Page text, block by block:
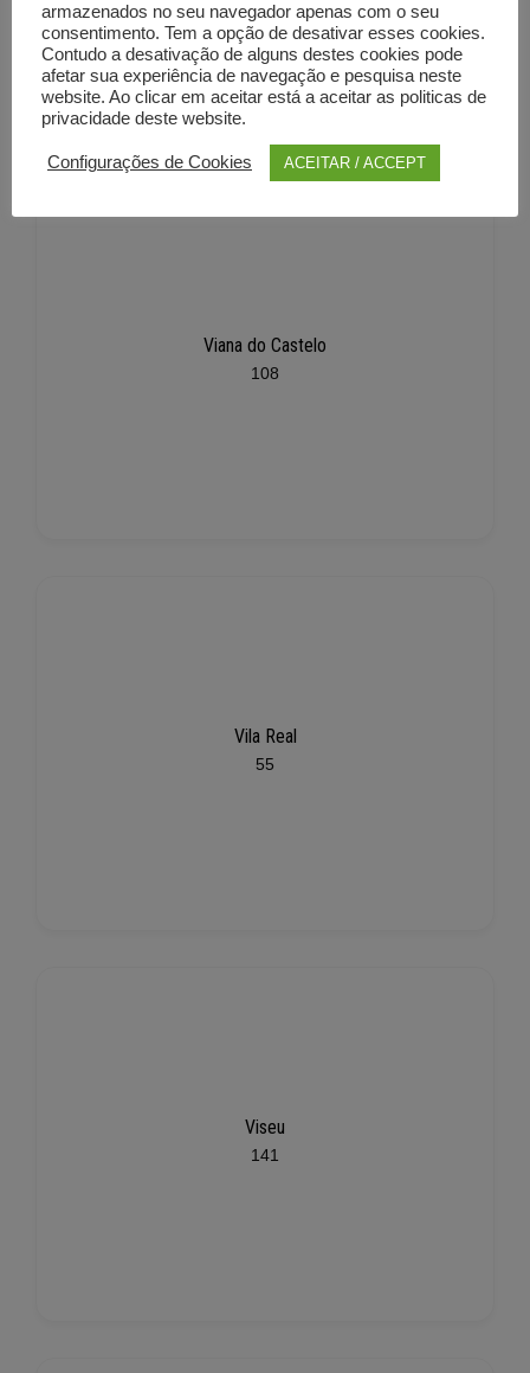
Viana do Castelo
108
Vila Real
55
Viseu
141
armazenados no seu navegador apenas com o seu
consentimento. Tem a opção de desativar esses cookies.
Contudo a desativação de alguns destes cookies pode
afetar sua experiência de navegação e pesquisa neste
website. Ao clicar em aceitar está a aceitar as politicas de
privacidade deste website.
Configurações de Cookies ACEITAR / ACCEPT